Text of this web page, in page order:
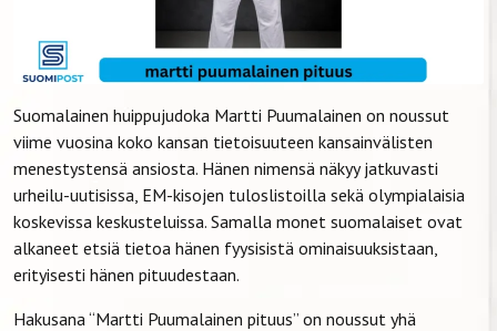
Suomalainen huippujudoka Martti Puumalainen on noussut
viime vuosina koko kansan tietoisuuteen kansainvälisten
menestystensä ansiosta. Hänen nimensä näkyy jatkuvasti
urheilu-uutisissa, EM-kisojen tuloslistoilla sekä olympialaisia
koskevissa keskusteluissa. Samalla monet suomalaiset ovat
alkaneet etsiä tietoa hänen fyysisistä ominaisuuksistaan,
erityisesti hänen pituudestaan.
Hakusana “Martti Puumalainen pituus” on noussut yhä